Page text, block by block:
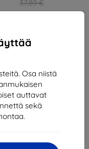
Osa niistä
auttavat
sekä
37,89 €
34,10 €